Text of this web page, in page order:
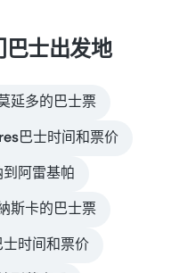
巴士出发地
延多的巴士票
巴士时间和票价
阿雷基帕
斯卡的巴士票
时间和票价